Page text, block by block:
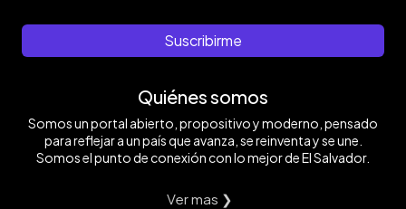
Suscribirme
Quiénes somos
Somos un portal abierto, propositivo y moderno, pensado
para reflejar a un país que avanza, se reinventa y se une.
Somos el punto de conexión con lo mejor de El Salvador.
Ver mas ❯